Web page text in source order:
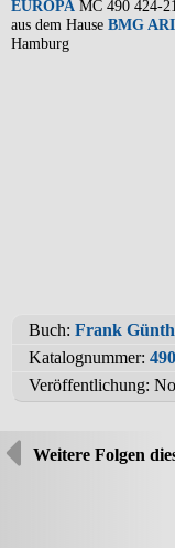
EUROPA MC 490 424-
aus dem Hause BMG
Hamburg
Buch: Frank
Katalognummer:
Veröffentlichung:
Weitere Folgen